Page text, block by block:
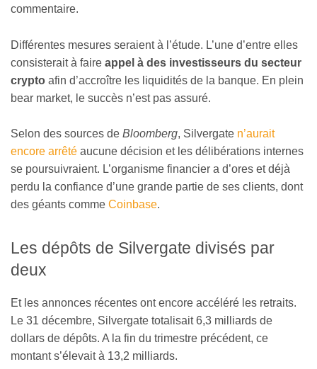
commentaire.
Différentes mesures seraient à l’étude. L’une d’entre elles
consisterait à faire appel à des investisseurs du secteur
crypto afin d’accroître les liquidités de la banque. En plein
bear market, le succès n’est pas assuré.
Selon des sources de Bloomberg, Silvergate n’aurait
encore arrêté aucune décision et les délibérations internes
se poursuivraient. L’organisme financier a d’ores et déjà
perdu la confiance d’une grande partie de ses clients, dont
des géants comme Coinbase.
Les dépôts de Silvergate divisés par
deux
Et les annonces récentes ont encore accéléré les retraits.
Le 31 décembre, Silvergate totalisait 6,3 milliards de
dollars de dépôts. A la fin du trimestre précédent, ce
montant s’élevait à 13,2 milliards.